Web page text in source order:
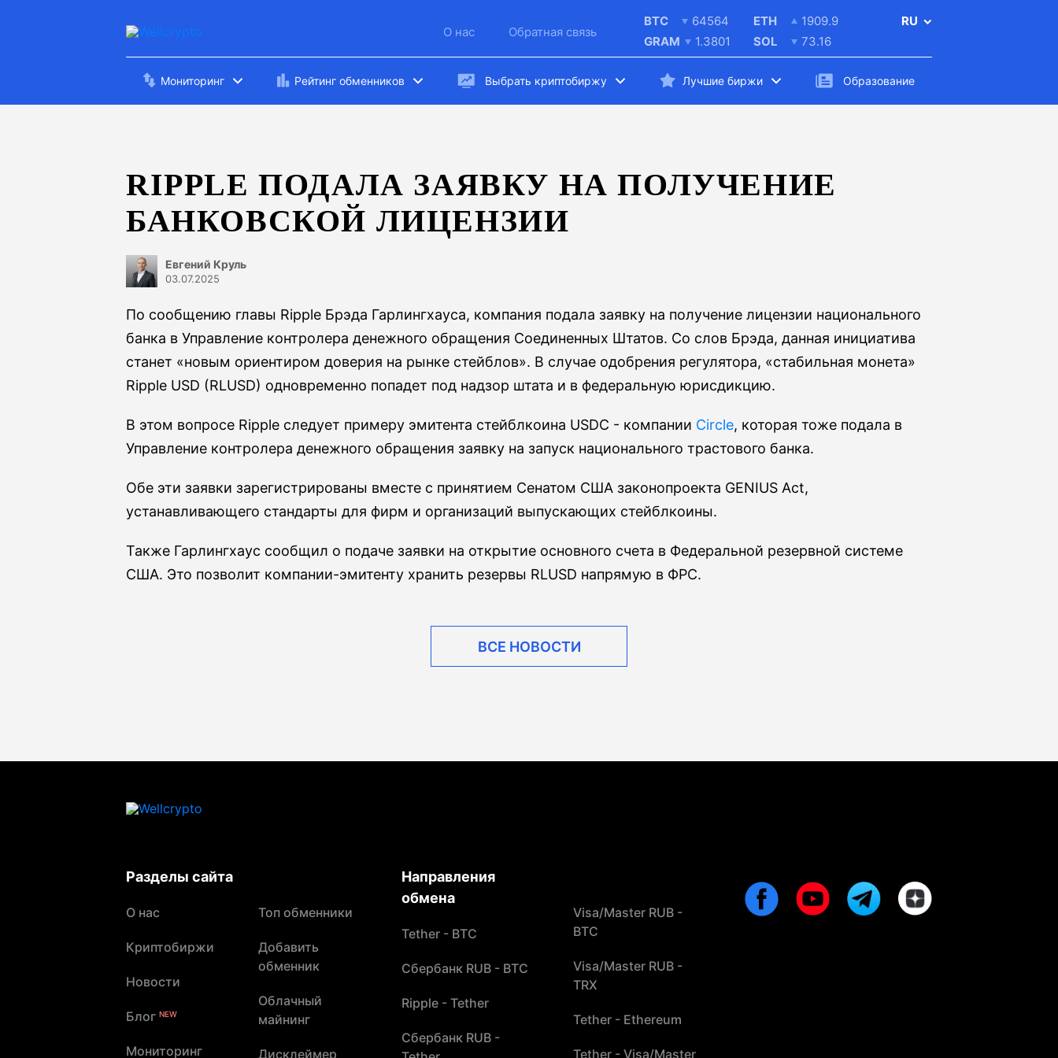
О нас Обратная связь
BTC
64564
GRAM
1.3801
ETH
1909.9
SOL
73.16
RU
Мониторинг Рейтинг обменников Выбрать криптобиржу Лучшие биржи Образование
RIPPLE ПОДАЛА ЗАЯВКУ НА ПОЛУЧЕНИЕ
БАНКОВСКОЙ ЛИЦЕНЗИИ
Евгений Круль
03.07.2025
По сообщению главы Ripple Брэда Гарлингхауса, компания подала заявку на получение лицензии национального
банка в Управление контролера денежного обращения Соединенных Штатов. Со слов Брэда, данная инициатива
станет «новым ориентиром доверия на рынке стейблов». В случае одобрения регулятора, «стабильная монета»
Ripple USD (RLUSD) одновременно попадет под надзор штата и в федеральную юрисдикцию.
В этом вопросе Ripple следует примеру эмитента стейблкоина USDC - компании Circle, которая тоже подала в
Управление контролера денежного обращения заявку на запуск национального трастового банка.
Обе эти заявки зарегистрированы вместе с принятием Сенатом США законопроекта GENIUS Act,
устанавливающего стандарты для фирм и организаций выпускающих стейблкоины.
Также Гарлингхаус сообщил о подаче заявки на открытие основного счета в Федеральной резервной системе
США. Это позволит компании-эмитенту хранить резервы RLUSD напрямую в ФРС.
ВСЕ НОВОСТИ
Разделы сайта
О нас
Криптобиржи
Новости
Блог NEW
Мониторинг
Топ обменники
Добавить
обменник
Облачный
майнинг
Дисклеймер
Направления
обмена
Tether - BTC
Сбербанк RUB - BTC
Ripple - Tether
Сбербанк RUB -
Visa/Master RUB -
BTC
Visa/Master RUB -
TRX
Tether - Ethereum
Tether - Visa/Master